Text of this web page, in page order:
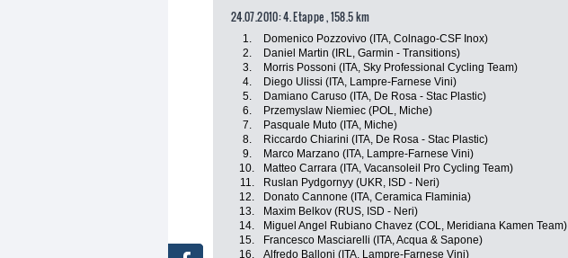
24.07.2010: 4. Etappe , 158.5 km
1. Domenico Pozzovivo (ITA, Colnago-CSF Inox)
2.
Daniel Martin (IRL, Garmin - Transitions)
3.
Morris Possoni (ITA, Sky Professional Cycling Team)
4.
Diego Ulissi (ITA, Lampre-Farnese Vini)
5.
Damiano Caruso (ITA, De Rosa - Stac Plastic)
6.
Przemyslaw Niemiec (POL, Miche)
7.
Pasquale Muto (ITA, Miche)
8.
Riccardo Chiarini (ITA, De Rosa - Stac Plastic)
9.
Marco Marzano (ITA, Lampre-Farnese Vini)
10.
Matteo Carrara (ITA, Vacansoleil Pro Cycling Team)
11.
Ruslan Pydgornyy (UKR, ISD - Neri)
12.
Donato Cannone (ITA, Ceramica Flaminia)
13.
Maxim Belkov (RUS, ISD - Neri)
14.
Miguel Angel Rubiano Chavez (COL, Meridiana Kamen Team)
15.
Francesco Masciarelli (ITA, Acqua & Sapone)
16.
Alfredo Balloni (ITA, Lampre-Farnese Vini)